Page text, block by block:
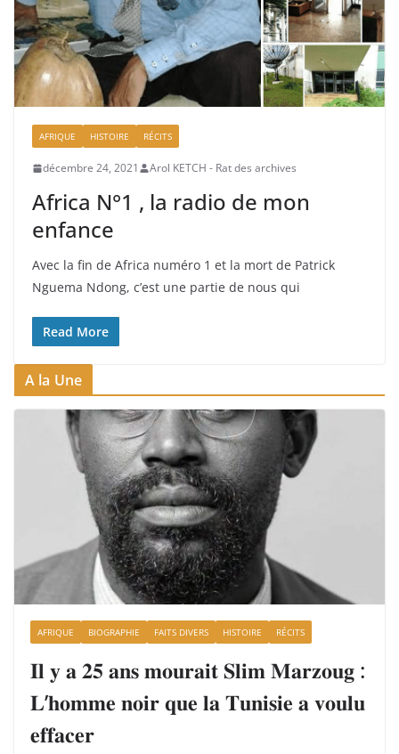
AFRIQUE HISTOIRE RÉCITS
décembre 24, 2021 Arol KETCH - Rat des archives
Africa N°1 , la radio de mon
enfance
Avec la fin de Africa numéro 1 et la mort de Patrick
Nguema Ndong, c’est une partie de nous qui
Read More
A la Une
AFRIQUE BIOGRAPHIE FAITS DIVERS HISTOIRE RÉCITS
𝐈𝐥 𝐲 𝐚 𝟐𝟓 𝐚𝐧𝐬 𝐦𝐨𝐮𝐫𝐚𝐢𝐭 𝐒𝐥𝐢𝐦 𝐌𝐚𝐫𝐳𝐨𝐮𝐠 :
𝐋’𝐡𝐨𝐦𝐦𝐞 𝐧𝐨𝐢𝐫 𝐪𝐮𝐞 𝐥𝐚 𝐓𝐮𝐧𝐢𝐬𝐢𝐞 𝐚 𝐯𝐨𝐮𝐥𝐮
𝐞𝐟𝐟𝐚𝐜𝐞𝐫